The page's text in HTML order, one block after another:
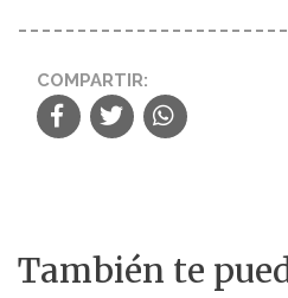
COMPARTIR:
También te